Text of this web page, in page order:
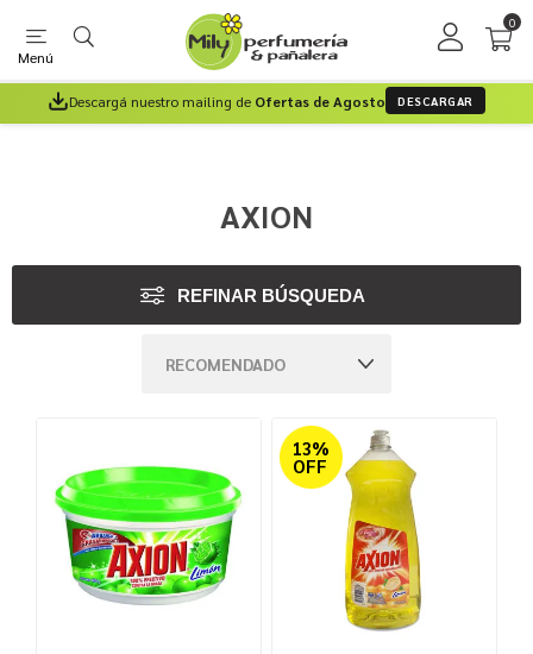
Menú
0
Descargá nuestro mailing de Ofertas de Agosto DESCARGAR
AXION
REFINAR BÚSQUEDA
13%
OFF